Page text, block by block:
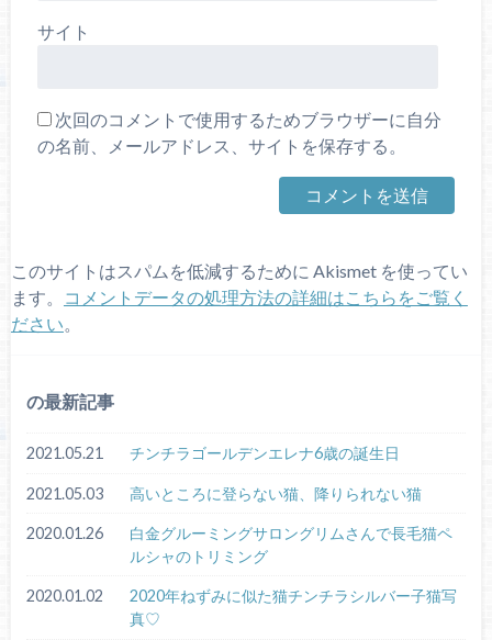
サイト
次回のコメントで使用するためブラウザーに自分
の名前、メールアドレス、サイトを保存する。
このサイトはスパムを低減するために Akismet を使ってい
ます。
コメントデータの処理方法の詳細はこちらをご覧く
ださい
の最新記事
2021.05.21 チンチラゴールデンエレナ6歳の誕生日
2021.05.03 高いところに登らない猫、降りられない猫
2020.01.26
白金グルーミングサロングリムさんで長毛猫ペ
ルシャのトリミング
2020.01.02
2020年ねずみに似た猫チンチラシルバー子猫写
真♡